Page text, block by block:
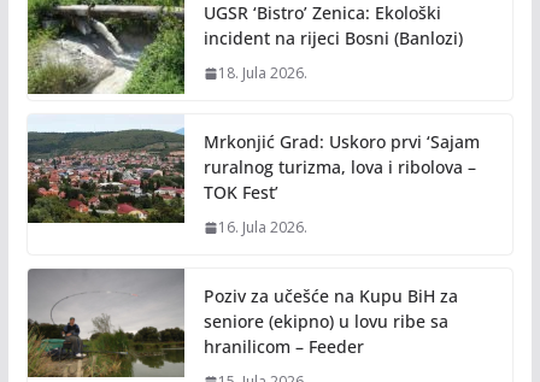
UGSR ‘Bistro’ Zenica: Ekološki
incident na rijeci Bosni (Banlozi)
18. Jula 2026.
Mrkonjić Grad: Uskoro prvi ‘Sajam
ruralnog turizma, lova i ribolova –
TOK Fest’
16. Jula 2026.
Poziv za učešće na Kupu BiH za
seniore (ekipno) u lovu ribe sa
hranilicom – Feeder